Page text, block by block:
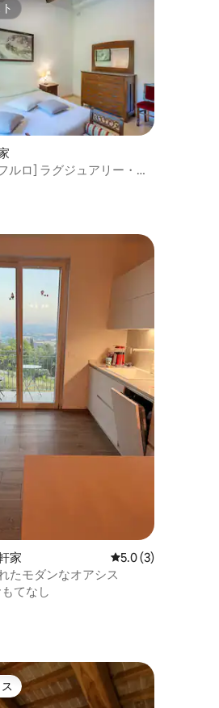
つ星の平均評価
ルロ] ラグジュアリー・ジ
星の平均評価
家 レビュー3件、5つ
5.0 (3)
たモダンなオアシス
てなし